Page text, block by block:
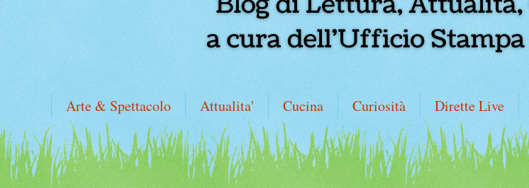
Arte & Spettacolo Attualita' Cucina Curiosità Dirette Live